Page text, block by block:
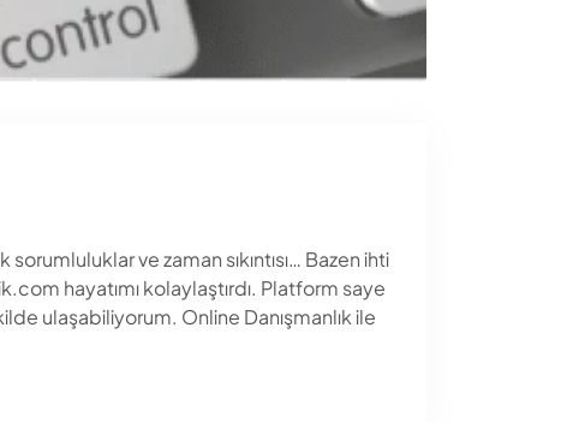
ve zaman sıkıntısı… Bazen ihti
hayatımı kolaylaştırdı. Platform saye
ulaşabiliyorum. Online Danışmanlık ile